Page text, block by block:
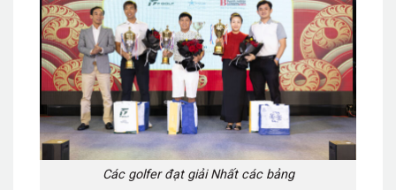
Các golfer đạt giải Nhất các bảng